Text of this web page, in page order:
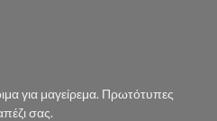
για μαγείρεμα. Πρωτότυπες
σας.